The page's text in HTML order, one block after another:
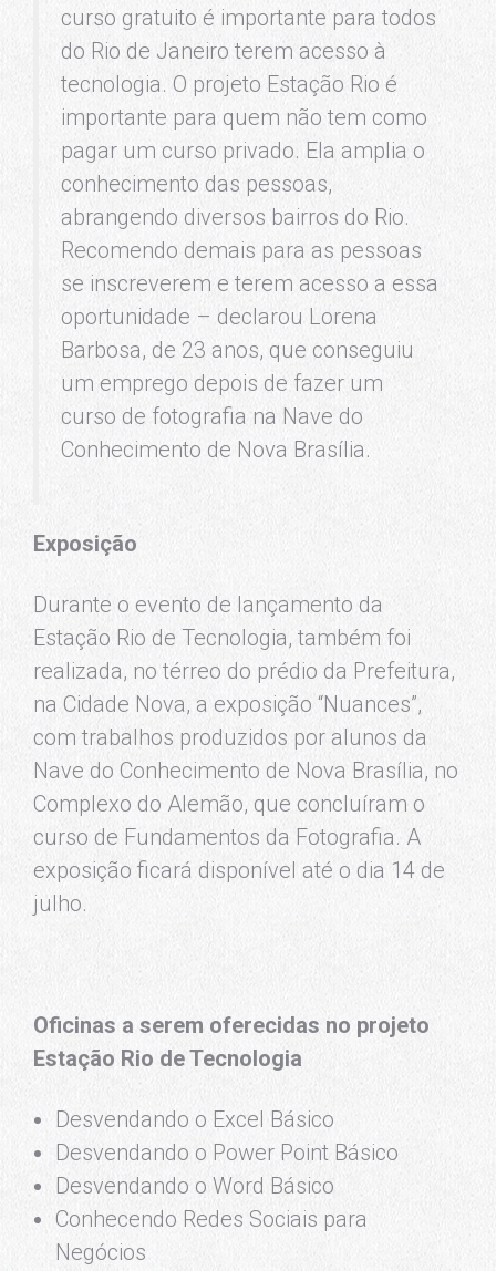
curso gratuito é importante para todos
do Rio de Janeiro terem acesso à
tecnologia. O projeto Estação Rio é
importante para quem não tem como
pagar um curso privado. Ela amplia o
conhecimento das pessoas,
abrangendo diversos bairros do Rio.
Recomendo demais para as pessoas
se inscreverem e terem acesso a essa
oportunidade – declarou Lorena
Barbosa, de 23 anos, que conseguiu
um emprego depois de fazer um
curso de fotografia na Nave do
Conhecimento de Nova Brasília.
Exposição
Durante o evento de lançamento da
Estação Rio de Tecnologia, também foi
realizada, no térreo do prédio da Prefeitura,
na Cidade Nova, a exposição “Nuances”,
com trabalhos produzidos por alunos da
Nave do Conhecimento de Nova Brasília, no
Complexo do Alemão, que concluíram o
curso de Fundamentos da Fotografia. A
exposição ficará disponível até o dia 14 de
julho.
Oficinas a serem oferecidas no projeto
Estação Rio de Tecnologia
Desvendando o Excel Básico
Desvendando o Power Point Básico
Desvendando o Word Básico
Conhecendo Redes Sociais para
Negócios